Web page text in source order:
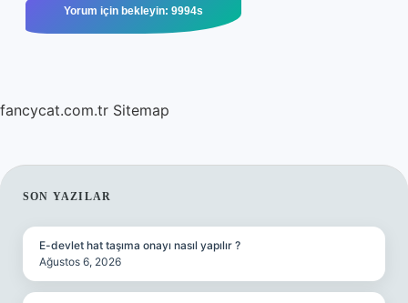
fancycat.com.tr Sitemap
SIDEBAR
SON YAZILAR
E-devlet hat taşıma onayı nasıl yapılır ?
Ağustos 6, 2026